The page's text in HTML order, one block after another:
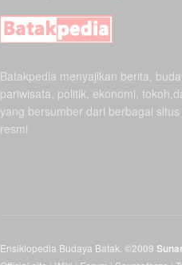
Batakpedia menyajikan berita,
pariwisata, politik, ekonomi,
yang bersumber dari berbagai
resmi
Ensiklopedia Budaya Batak ©2009